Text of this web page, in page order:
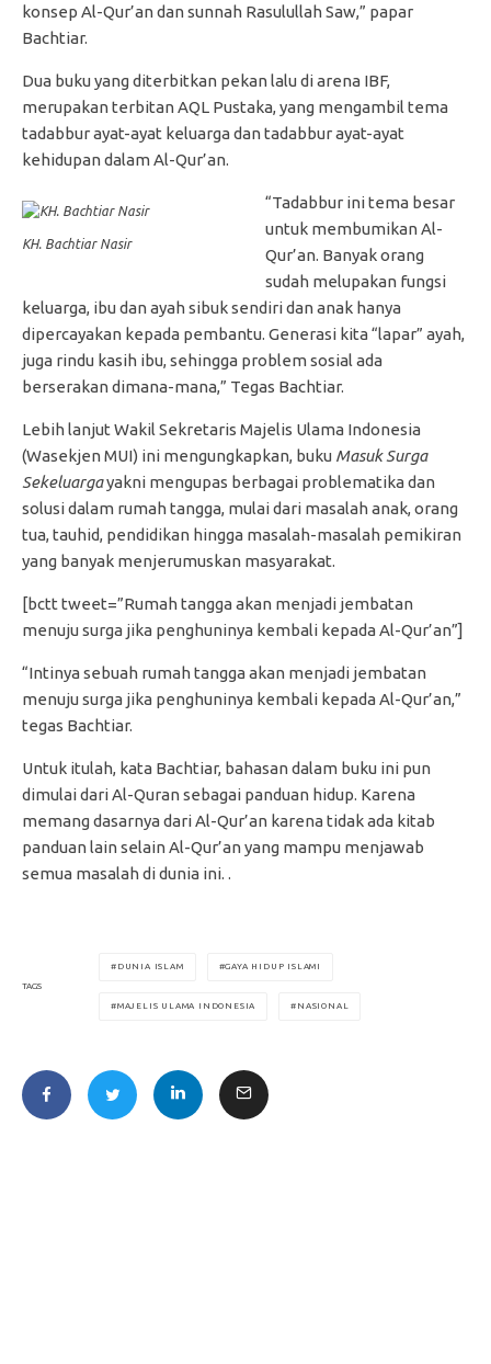
konsep Al-Qur’an dan sunnah Rasulullah Saw,” papar
Bachtiar.
Dua buku yang diterbitkan pekan lalu di arena IBF,
merupakan terbitan AQL Pustaka, yang mengambil tema
tadabbur ayat-ayat keluarga dan tadabbur ayat-ayat
kehidupan dalam Al-Qur’an.
KH. Bachtiar Nasir
“Tadabbur ini tema besar
untuk membumikan Al-
Qur’an. Banyak orang
sudah melupakan fungsi
keluarga, ibu dan ayah sibuk sendiri dan anak hanya
dipercayakan kepada pembantu. Generasi kita “lapar” ayah,
juga rindu kasih ibu, sehingga problem sosial ada
berserakan dimana-mana,” Tegas Bachtiar.
Lebih lanjut Wakil Sekretaris Majelis Ulama Indonesia
(Wasekjen MUI) ini mengungkapkan, buku Masuk Surga
Sekeluargayakni mengupas berbagai problematika dan
solusi dalam rumah tangga, mulai dari masalah anak, orang
tua, tauhid, pendidikan hingga masalah-masalah pemikiran
yang banyak menjerumuskan masyarakat.
[bctt tweet=”Rumah tangga akan menjadi jembatan
menuju surga jika penghuninya kembali kepada Al-Qur’an”]
“Intinya sebuah rumah tangga akan menjadi jembatan
menuju surga jika penghuninya kembali kepada Al-Qur’an,”
tegas Bachtiar.
Untuk itulah, kata Bachtiar, bahasan dalam buku ini pun
dimulai dari Al-Quran sebagai panduan hidup. Karena
memang dasarnya dari Al-Qur’an karena tidak ada kitab
panduan lain selain Al-Qur’an yang mampu menjawab
semua masalah di dunia ini. .
TAGS
DUNIA ISLAM GAYA HIDUP ISLAMI
MAJELIS ULAMA INDONESIA NASIONAL